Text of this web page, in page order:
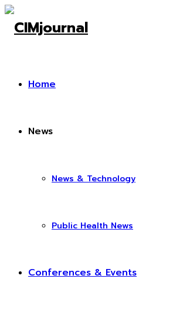
Home
News
News & Technology
Public Health News
Conferences & Events